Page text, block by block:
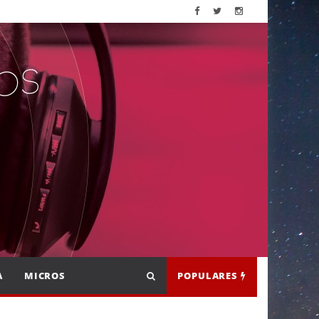
MICROS POPULARES